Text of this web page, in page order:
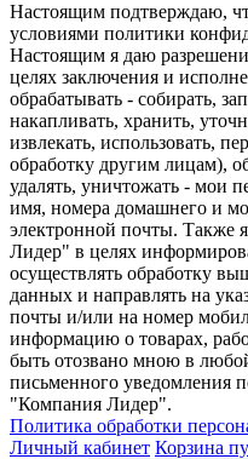
Настоящим подтверждаю,
условиями политики
Настоящим я даю
целях заключения и
обрабатывать - собирать,
накапливать, хранить,
извлекать, использовать,
обработку другим лицам),
удалять, уничтожать - мои
имя, номера домашнего и
электронной почты.
Лидер" в целях
осуществлять обработку
данных и направлять на
почты и/или на номер
информацию о товарах,
быть отозвано мною в
письменного уведомления
"Компания Лидер".
Политика обработки
Личный кабинет Корзина